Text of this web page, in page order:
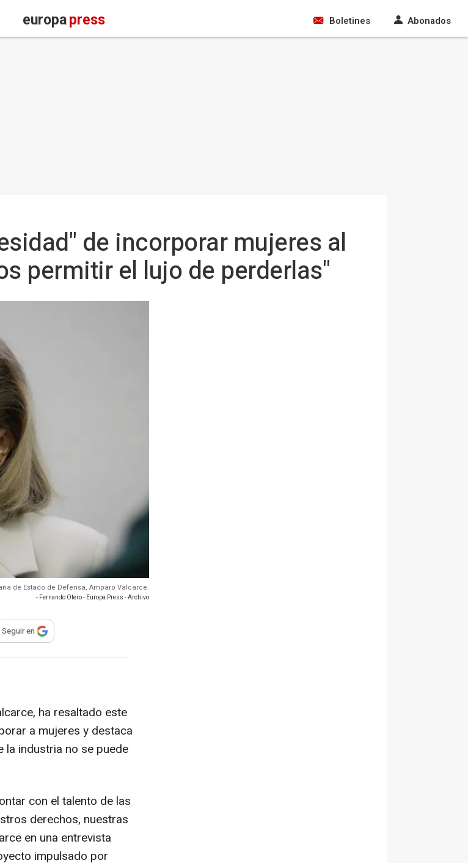
europapress Boletines Abonados
de incorporar mujeres al
permitir el lujo de perderlas"
de Estado de Defensa, Amparo Valcarce.
- Fernando Otero - Europa Press - Archivo
para compartir
Seguir en
ha resaltado este
a mujeres y destaca
la industria no se puede
con el talento de las
derechos, nuestras
en una entrevista
impulsado por